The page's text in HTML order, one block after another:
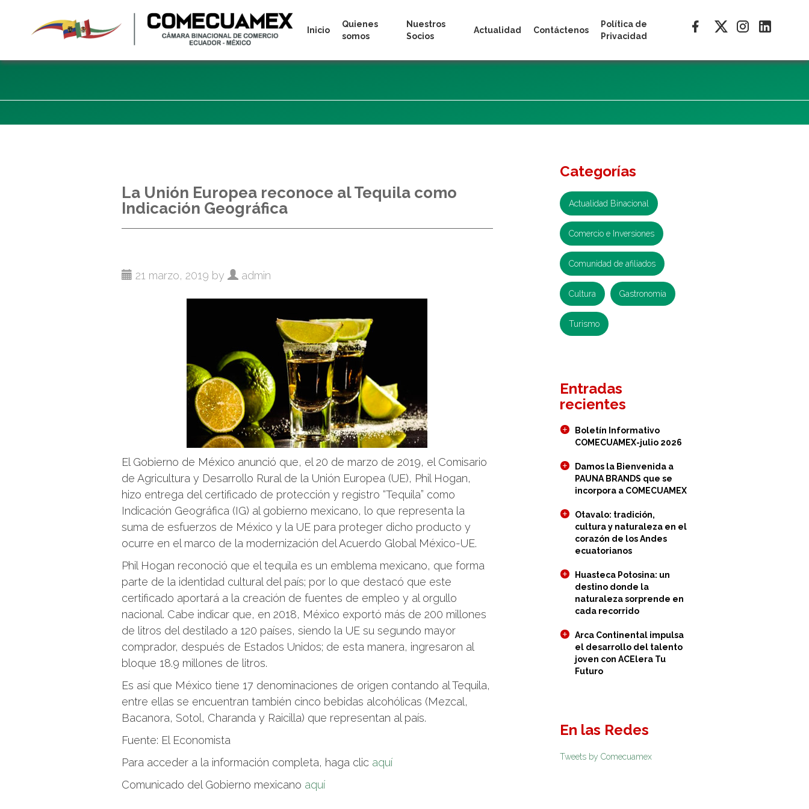
Inicio
Quienes
somos
Nuestros
Socios
Actualidad Contáctenos
Política de
Privacidad
La Unión Europea reconoce al Tequila como
Indicación Geográfica
21 marzo, 2019 by admin
El Gobierno de México anunció que, el 20 de marzo de 2019, el Comisario
de Agricultura y Desarrollo Rural de la Unión Europea (UE), Phil Hogan,
hizo entrega del certificado de protección y registro “Tequila” como
Indicación Geográfica (IG) al gobierno mexicano, lo que representa la
suma de esfuerzos de México y la UE para proteger dicho producto y
ocurre en el marco de la modernización del Acuerdo Global México-UE.
Phil Hogan reconoció que el tequila es un emblema mexicano, que forma
parte de la identidad cultural del país; por lo que destacó que este
certificado aportará a la creación de fuentes de empleo y al orgullo
nacional. Cabe indicar que, en 2018, México exportó más de 200 millones
de litros del destilado a 120 países, siendo la UE su segundo mayor
comprador, después de Estados Unidos; de esta manera, ingresaron al
bloque 18.9 millones de litros.
Es así que México tiene 17 denominaciones de origen contando al Tequila,
entre ellas se encuentran también cinco bebidas alcohólicas (Mezcal,
Bacanora, Sotol, Charanda y Raicilla) que representan al país.
Fuente: El Economista
Para acceder a la información completa, haga clic aquí
Comunicado del Gobierno mexicano aquí
Categorías
Actualidad Binacional
Comercio e Inversiones
Comunidad de afiliados
Cultura Gastronomía
Turismo
Entradas
recientes
Boletín Informativo
COMECUAMEX-julio 2026
Damos la Bienvenida a
PAUNA BRANDS que se
incorpora a COMECUAMEX
Otavalo: tradición,
cultura y naturaleza en el
corazón de los Andes
ecuatorianos
Huasteca Potosina: un
destino donde la
naturaleza sorprende en
cada recorrido
Arca Continental impulsa
el desarrollo del talento
joven con ACElera Tu
Futuro
En las Redes
Tweets by Comecuamex